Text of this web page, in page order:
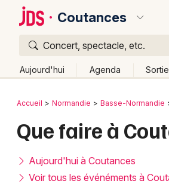
Coutances
Concert, spectacle, etc.
Aujourd'hui Agenda
Publier un événement
Grands événements
Bordeaux
Lille
Retour
Accueil Normandie Basse-Normandie
Que faire à
Aujourd'hui à Coutances
Voir tous les événéments à
Quoi ?
Où ?
Basse-Normandie
Partout
Près
Quand ?